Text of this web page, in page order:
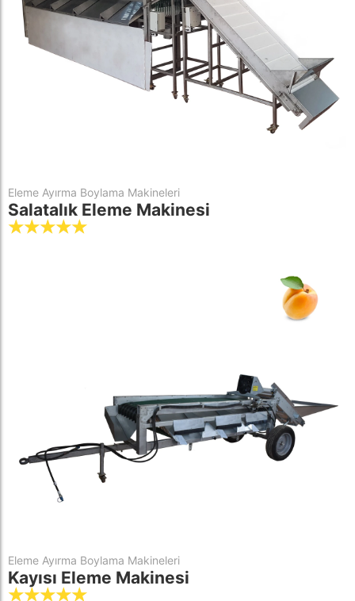
Eleme Ayırma Boylama Makineleri
Salatalık Eleme Makinesi
☆☆☆☆☆
Eleme Ayırma Boylama Makineleri
Kayısı Eleme Makinesi
☆☆☆☆☆